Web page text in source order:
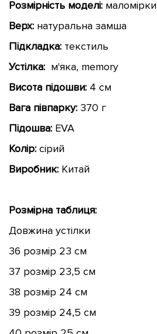
Розмірність моделі: маломірки
Верх: натуральна замша
Підкладка: текстиль
Устілка: м'яка, memory
Висота підошви: 4 см
Вага півпарку: 370 г
Підошва: EVA
Колір: сірий
Виробник: Китай
Розмірна таблиця:
Довжина устілки
36 розмір 23 см
37 розмір 23,5 см
38 розмір 24 см
39 розмір 24,5 см